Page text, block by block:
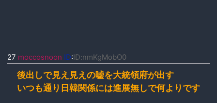
27 moccosnoon ID:ID:nmKgMobO0
後出しで見え見えの嘘を大統領府が出す
いつも通り日韓関係には進展無しで何よりです